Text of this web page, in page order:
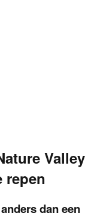
Valley
repen
dan een